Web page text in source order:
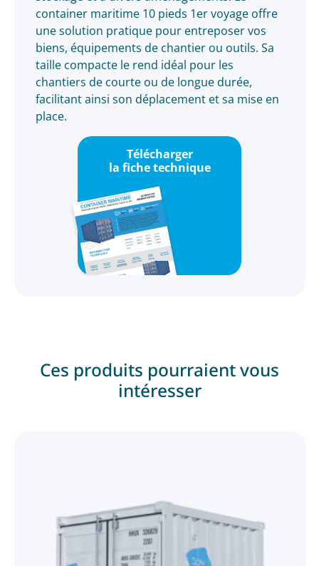
container maritime 10 pieds 1er voyage offre
une solution pratique pour entreposer vos
biens, équipements de chantier ou outils. Sa
taille compacte le rend idéal pour les
chantiers de courte ou de longue durée,
facilitant ainsi son déplacement et sa mise en
place.
Télécharger
la fiche technique
Ces produits pourraient vous
intéresser